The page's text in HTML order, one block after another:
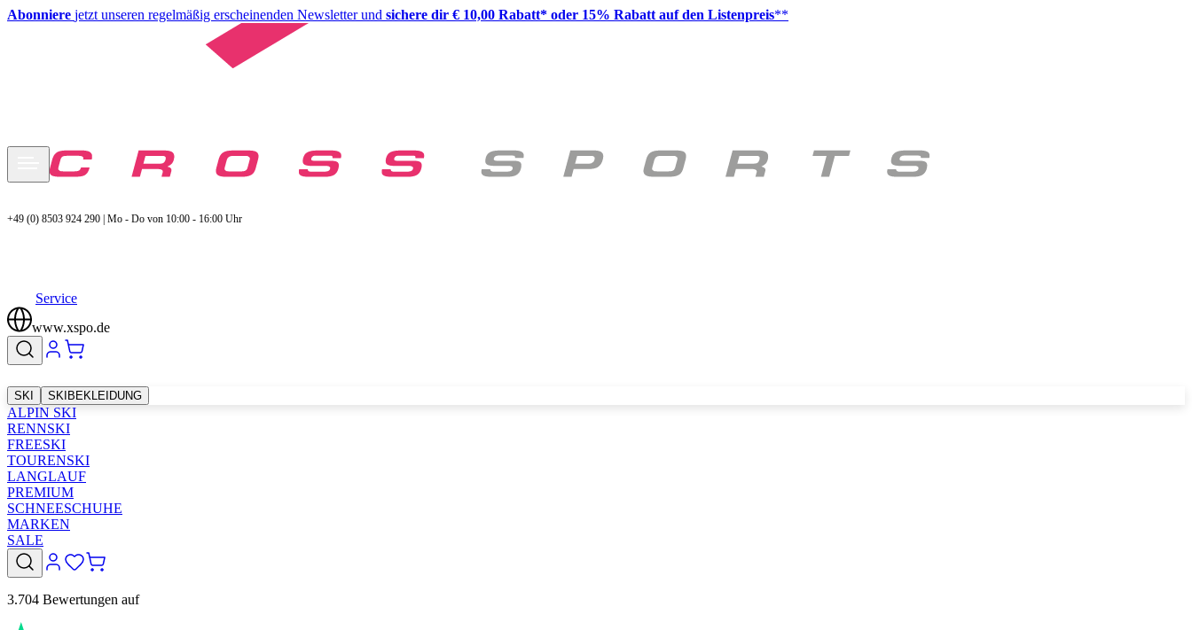
Abonniere jetzt unseren regelmäßig erscheinenden Newsletter und sichere dir € 10,00 Rabatt* oder 15% Rabatt auf den Listenpreis**
+49 (0) 8503 924 290 | Mo - Do von 10:00 - 16:00 Uhr
Service
www.xspo.de
SKI SKIBEKLEIDUNG
ALPIN SKI
RENNSKI
FREESKI
TOURENSKI
LANGLAUF
PREMIUM
SCHNEESCHUHE
MARKEN
SALE
3.704 Bewertungen auf